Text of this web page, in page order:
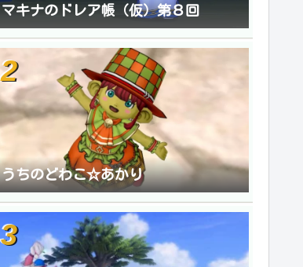
マキナのドレア帳（仮）第８回
うちのどわこ☆あかり